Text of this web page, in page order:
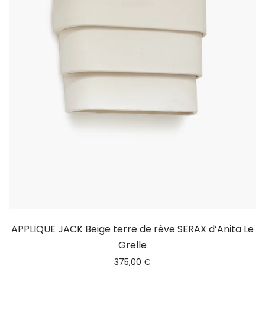
APPLIQUE JACK Beige terre de rêve SERAX d’Anita Le
Grelle
375,00 €